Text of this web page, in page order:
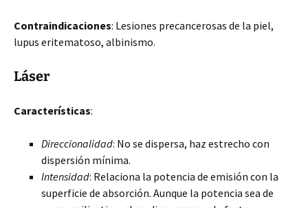
Contraindicaciones: Lesiones precancerosas de la piel,
lupus eritematoso, albinismo.
Láser
Características:
Direccionalidad: No se dispersa, haz estrecho con
dispersión mínima.
Intensidad: Relaciona la potencia de emisión con la
superficie de absorción. Aunque la potencia sea de